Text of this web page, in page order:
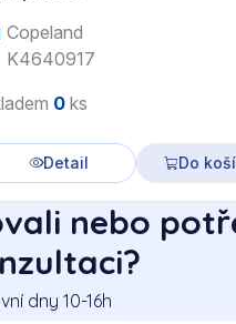
Copeland
K4640917
0 ks
Detail Do
nebo
dny 10-16h